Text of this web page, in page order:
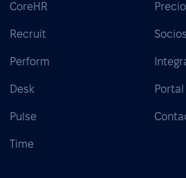
CoreHR
Recruit
Perform
Desk
Pulse
Time
Socios